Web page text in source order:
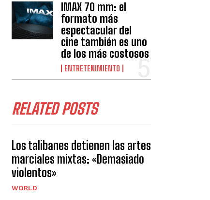
IMAX 70 mm: el
formato más
espectacular del
cine también es uno
de los más costosos
ENTRETENIMIENTO
RELATED POSTS
Los talibanes detienen las artes
marciales mixtas: «Demasiado
violentos»
WORLD